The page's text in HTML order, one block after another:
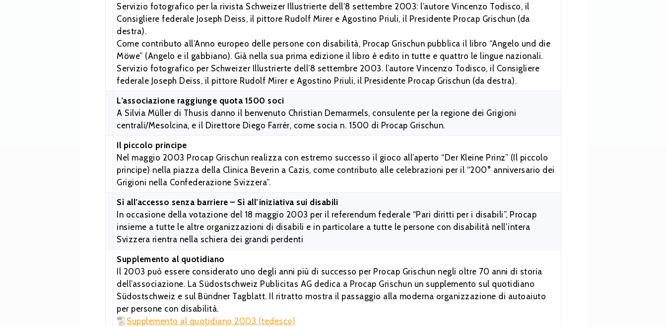
Servizio fotografico per la rivista Schweizer Illustrierte dell’8 settembre 2003: l’autore Vincenzo Todisco, il
Consigliere federale Joseph Deiss, il pittore Rudolf Mirer e Agostino Priuli, il Presidente Procap Grischun (da
destra).
Come contributo all’Anno europeo delle persone con disabilità, Procap Grischun pubblica il libro “Angelo und die
Möwe” (Angelo e il gabbiano). Già nella sua prima edizione il libro è edito in tutte e quattro le lingue nazionali.
Servizio fotografico per Schweizer Illustrierte dell’8 settembre 2003. l’autore Vincenzo Todisco, il Consigliere
federale Joseph Deiss, il pittore Rudolf Mirer e Agostino Priuli, il Presidente Procap Grischun (da destra).
L’associazione raggiunge quota 1500 soci
A Silvia Müller di Thusis danno il benvenuto Christian Demarmels, consulente per la regione dei Grigioni
centrali/Mesolcina, e il Direttore Diego Farrér, come socia n. 1500 di Procap Grischun.
Il piccolo principe
Nel maggio 2003 Procap Grischun realizza con estremo successo il gioco all’aperto “Der Kleine Prinz” (Il piccolo
principe) nella piazza della Clinica Beverin a Cazis, come contributo alle celebrazioni per il “200° anniversario dei
Grigioni nella Confederazione Svizzera”.
Sì all’accesso senza barriere – Sì all’iniziativa sui disabili
In occasione della votazione del 18 maggio 2003 per il referendum federale “Pari diritti per i disabili”, Procap
insieme a tutte le altre organizzazioni di disabili e in particolare a tutte le persone con disabilità nell’intera
Svizzera rientra nella schiera dei grandi perdenti
Supplemento al quotidiano
Il 2003 può essere considerato uno degli anni più di successo per Procap Grischun negli oltre 70 anni di storia
dell’associazione. La Südostschweiz Publicitas AG dedica a Procap Grischun un supplemento sul quotidiano
Südostschweiz e sul Bündner Tagblatt. Il ritratto mostra il passaggio alla moderna organizzazione di autoaiuto
per persone con disabilità.
Supplemento al quotidiano 2003 (tedesco)